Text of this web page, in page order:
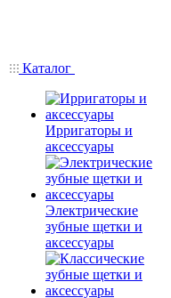
Каталог
Ирригаторы и
аксессуары
Электрические
зубные щетки и
аксессуары